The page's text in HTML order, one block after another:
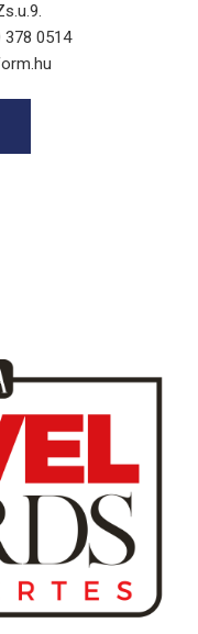
378 0514